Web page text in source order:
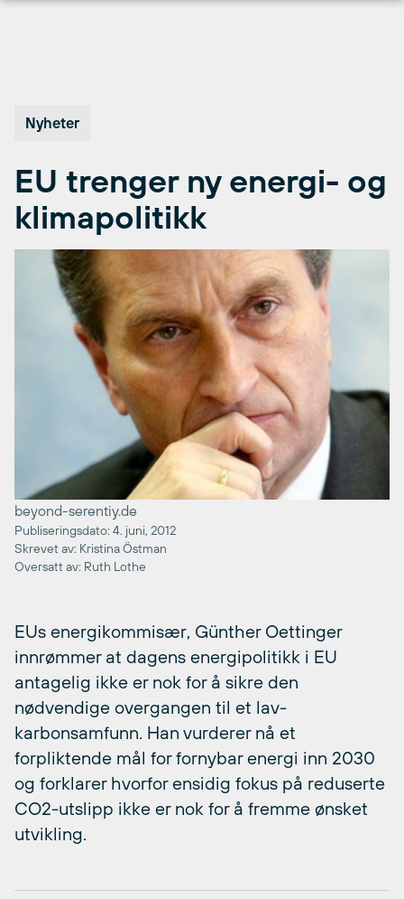
Nyheter
EU trenger ny energi- og
klimapolitikk
beyond-serentiy.de
Publiseringsdato: 4. juni, 2012
Skrevet av: Kristina Östman
Oversatt av: Ruth Lothe
EUs energikommisær, Günther Oettinger
innrømmer at dagens energipolitikk i EU
antagelig ikke er nok for å sikre den
nødvendige overgangen til et lav-
karbonsamfunn. Han vurderer nå et
forpliktende mål for fornybar energi inn 2030
og forklarer hvorfor ensidig fokus på reduserte
CO2-utslipp ikke er nok for å fremme ønsket
utvikling.